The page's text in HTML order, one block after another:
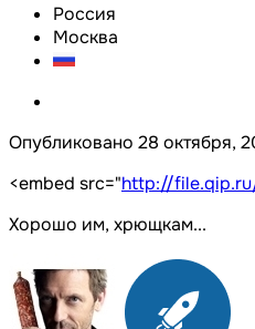
Россия
Москва
Опубликовано 28 октября,
<embed src="http://
Хорошо им, хрющкам...